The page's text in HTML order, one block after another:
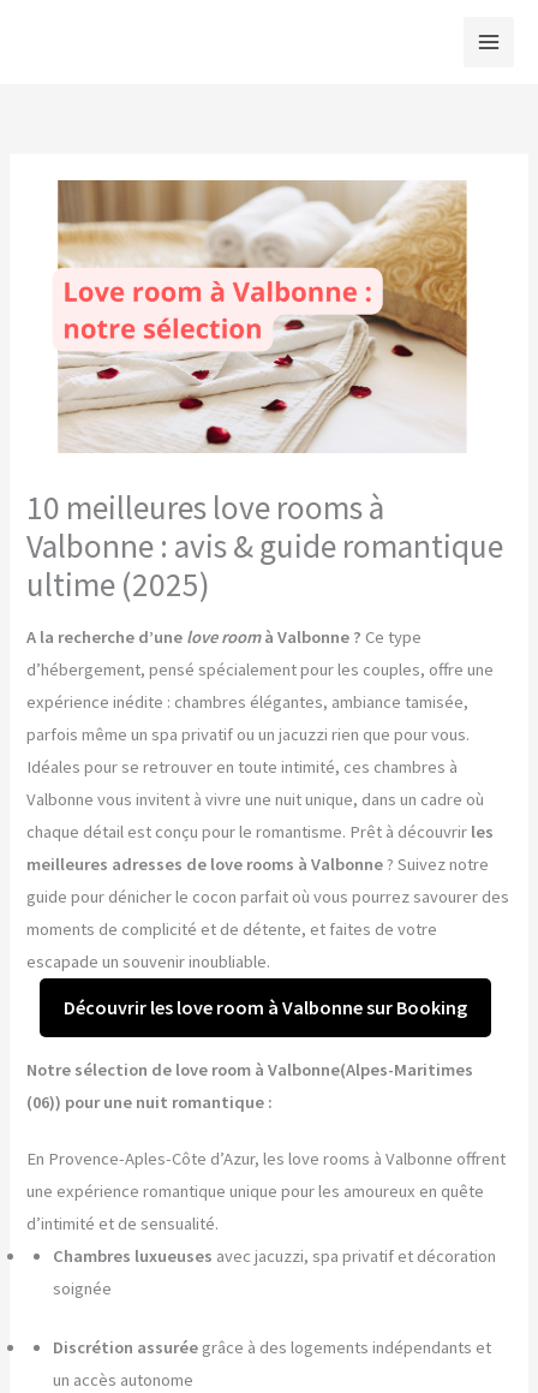
10 meilleures love rooms à
Valbonne : avis & guide romantique
ultime (2025)
A la recherche d’une love roomà Valbonne ? Ce type
d’hébergement, pensé spécialement pour les couples, offre une
expérience inédite : chambres élégantes, ambiance tamisée,
parfois même un spa privatif ou un jacuzzi rien que pour vous.
Idéales pour se retrouver en toute intimité, ces chambres à
Valbonne vous invitent à vivre une nuit unique, dans un cadre où
chaque détail est conçu pour le romantisme. Prêt à découvrir les
meilleures adresses de love rooms à Valbonne? Suivez notre
guide pour dénicher le cocon parfait où vous pourrez savourer des
moments de complicité et de détente, et faites de votre
escapade un souvenir inoubliable.
Découvrir les love room à Valbonne sur Booking
Notre sélection de love room à Valbonne(Alpes-Maritimes
(06)) pour une nuit romantique :
En Provence-Aples-Côte d’Azur, les love rooms à Valbonne offrent
une expérience romantique unique pour les amoureux en quête
d’intimité et de sensualité.
Chambres luxueuses avec jacuzzi, spa privatif et décoration
soignée
Discrétion assurée grâce à des logements indépendants et
un accès autonome